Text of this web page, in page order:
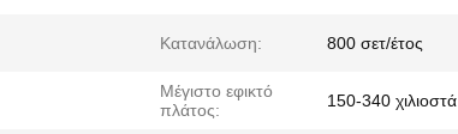
Κατανάλωση: 800 σετ/έτος
Μέγιστο εφικτό
πλάτος:
150-340 χιλιοστά